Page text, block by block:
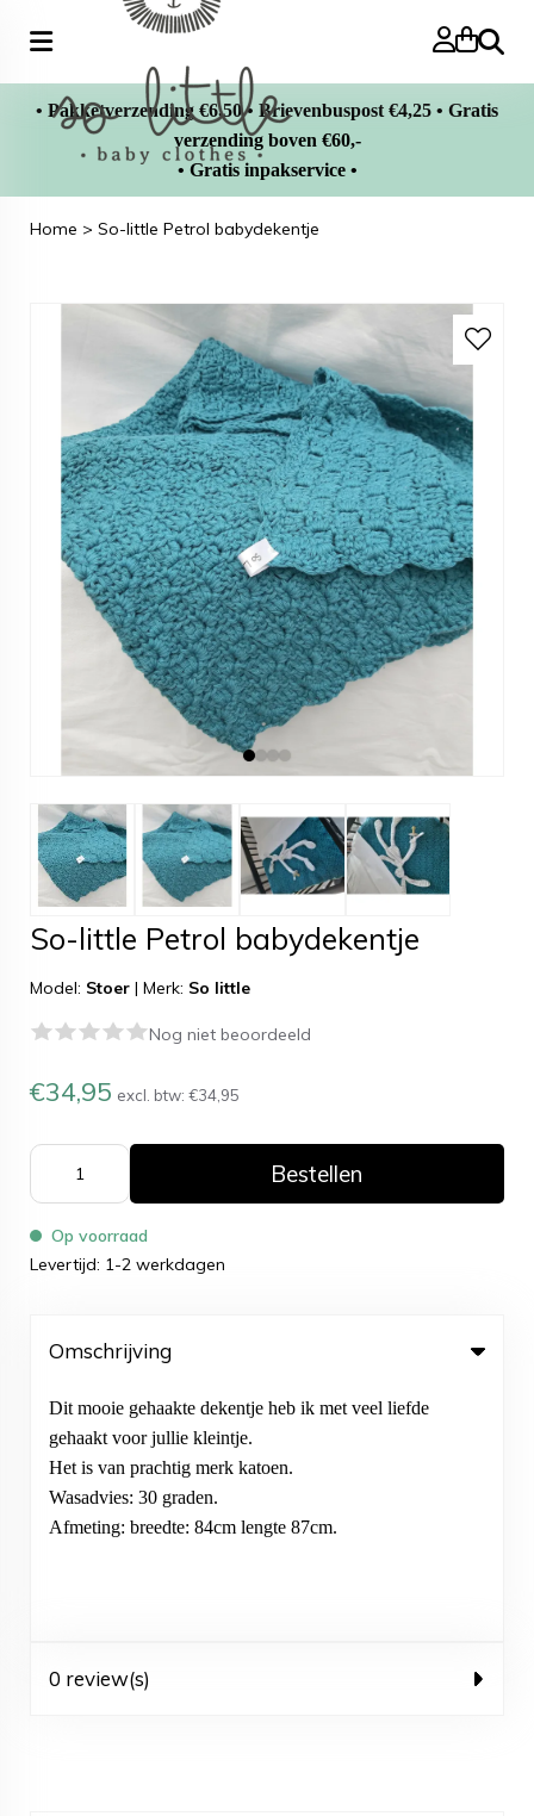
Zoeken
• Pakketverzending €6,50 • Brievenbuspost €4,25 • Gratis
verzending boven €60,-
• Gratis inpakservice •
Home > So-little Petrol babydekentje
So-little Petrol babydekentje
Model: Stoer | Merk: So little
Nog niet beoordeeld
€34,95 excl. btw: €34,95
Bestellen
Op voorraad
Levertijd: 1-2 werkdagen
Omschrijving
Dit mooie gehaakte dekentje heb ik met veel liefde
gehaakt voor jullie kleintje.
Het is van prachtig merk katoen.
Wasadvies: 30 graden.
Afmeting: breedte: 84cm lengte 87cm.
0 review(s)